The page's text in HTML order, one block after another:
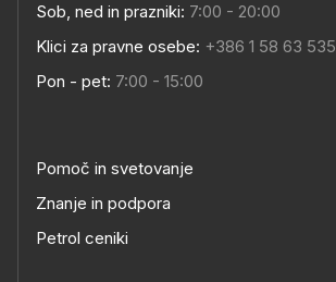
Sob, ned in prazniki: 7:00 - 20:00
Klici za pravne osebe: +386 1 58 63 535
Pon - pet: 7:00 - 15:00
Pomoč in svetovanje
Znanje in podpora
Petrol ceniki